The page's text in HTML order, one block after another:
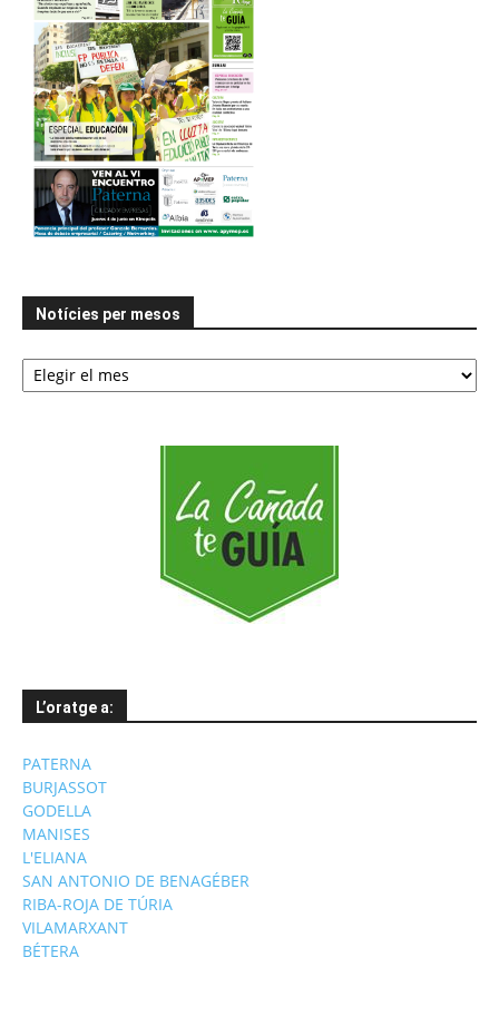
Notícies per mesos
Notícies
per
L’oratge a:
PATERNA
BURJASSOT
GODELLA
MANISES
L'ELIANA
SAN ANTONIO DE BENAGÉBER
RIBA-ROJA DE TÚRIA
VILAMARXANT
BÉTERA